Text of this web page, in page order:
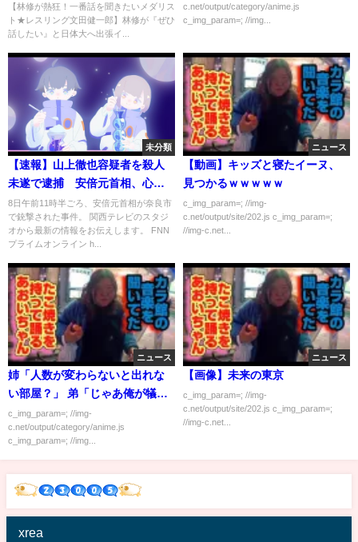
番組内容解析まとめ
【林修が熱狂！一番話を聞きたいメダリス
ト★レスリング文田健一郎】林修が『ぜひ
話したい』と日体大へ出張イ...
c.net/output/category/anime.js
c_img_param=; //img...
未分類
【速報】山上徹也容疑者を殺人
未遂で逮捕 安倍元首相、心肺
停止
8日午前11時半ごろ、安倍元首相が奈良市
で銃撃された事件。 関西テレビのスタジ
オから最新の情報をお伝えします。 FNN
プライムオンライン h...
ニュース
【動画】キッズと寝たイーヌ、
見つかるｗｗｗｗｗ
c_img_param=; //img-
c.net/output/site/202.js c_img_param=;
//img-c.net...
ニュース
姉「人数が変わらないと出れな
い部屋？」 弟「じゃあ俺が犠牲
になるよ・・」
c_img_param=; //img-
c.net/output/category/anime.js
c_img_param=; //img...
ニュース
【画像】未来の東京
c_img_param=; //img-
c.net/output/site/202.js c_img_param=;
//img-c.net...
xrea